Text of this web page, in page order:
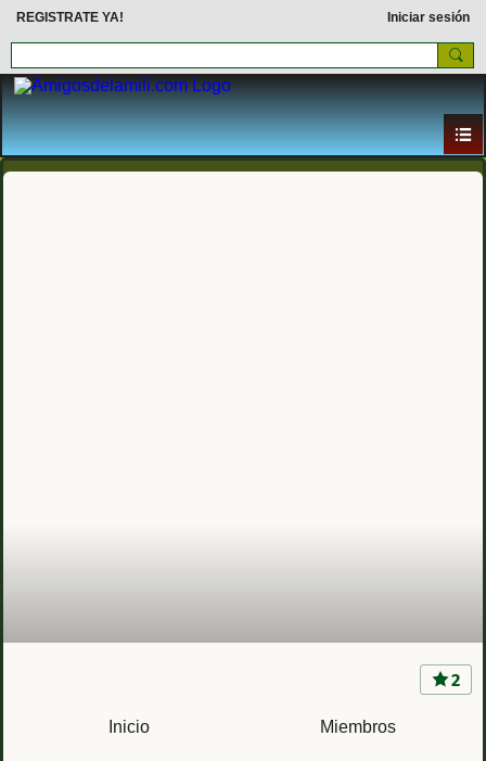
REGISTRATE YA! Iniciar sesión
Acuartelamiento Aizoain (Navarra) Regimiento
de Cazadores de Montaña América 66
2
Inicio Miembros